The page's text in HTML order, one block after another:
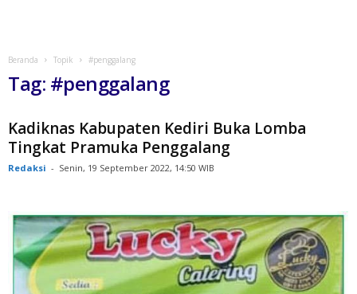
Beranda Topik #penggalang
Tag: #penggalang
Kadiknas Kabupaten Kediri Buka Lomba
Tingkat Pramuka Penggalang
Redaksi - Senin, 19 September 2022, 14:50 WIB